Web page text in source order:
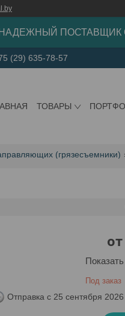
ПОСТАВЩИК
(29) 635-78-57
ТОВАРЫ
(грязесъемники)
от
Под заказ
Отправка с 25 сентября 2026